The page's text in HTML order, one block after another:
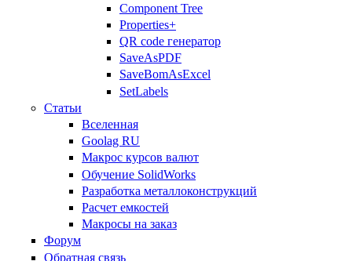
Component Tree
Properties+
QR code генератор
SaveAsPDF
SaveBomAsExcel
SetLabels
Статьи
Вселенная
Goolag RU
Макрос курсов валют
Обучение SolidWorks
Разработка металлоконструкций
Расчет емкостей
Макросы на заказ
Форум
Обратная связь